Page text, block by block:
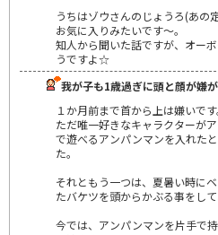
うちはゾウさんのじょうろ(あの
お気に入りみたいです～。
知人から聞いた話ですが、オー
うですよ☆
我が子も1歳過ぎに頭と顔が嫌が
１か月前まで首から上は嫌いです
ただ唯一好きなキャラクターが
で遊べるアンパンマンを入れた
た。
それともう一つは、夏暑い時に
たバケツを頭からかぶる事をし
今では、アンパンマンを片手で